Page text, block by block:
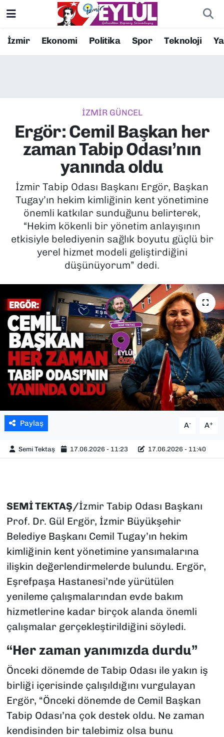
İzmir Ekonomi Politika Spor Teknoloji
İZMİR GÜNCEL
Ergör: Cemil Başkan her
zaman Tabip Odası’nın
yanında oldu
İzmir Tabip Odası Başkanı Ergör, Başkan
Tugay’ın hekim kimliğinin kent yönetimine
önemli katkılar sunduğunu belirterek,
“Hekim kökenli bir yönetim anlayışının
etkisiyle belediyenin sağlık boyutu güçlü bir
yerel hizmet modeli geliştirdiğini
düşünüyorum” dedi.
Paylaş A- A+
Semi Tektaş 17.06.2026 - 11:23 17.06.2026 - 11:40
SEMİ TEKTAŞ/İzmir Tabip Odası Başkanı
Prof. Dr. Gül Ergör, İzmir Büyükşehir
Belediye Başkanı Cemil Tugay’ın hekim
kimliğinin kent yönetimine yansımalarına
ilişkin değerlendirmelerde bulundu. Ergör,
Eşrefpaşa Hastanesi’nde yürütülen
yenileme çalışmalarından evde bakım
hizmetlerine kadar birçok alanda önemli
çalışmalar gerçekleştirildiğini söyledi.
“Her zaman yanımızda durdu”
Önceki dönemde de Tabip Odası ile yakın iş
birliği içerisinde çalışıldığını vurgulayan
Ergör, “Önceki dönemde de Cemil Başkan
Tabip Odası’na çok destek oldu. Ne zaman
kendisinden bir talebimiz olsa bunu
Resmi İlanlar
EKONOMİ
KÜLTÜR SANAT
MAGAZİN
POLİTİKA
SAĞLIK
TEKNOLOJİ
YAŞAM
YEREL YÖNETİMLER
Konak Nöbetçi Eczaneler
Süper Lig Puan Durumu ve Fikstür
Tüm Manşetler
Son Dakika Haberleri
Haber Arşivi